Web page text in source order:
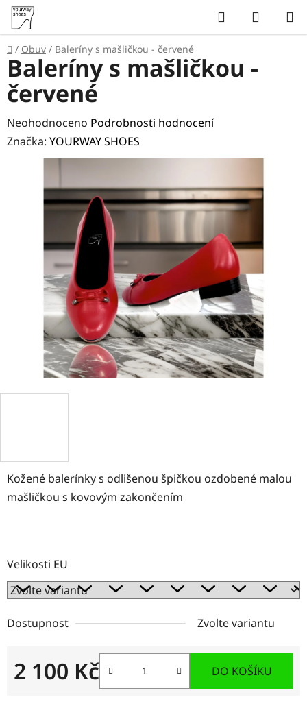
Přejít
obsah
Hledat
KOŠÍK
Domů
/ Obuv / Baleríny s mašličkou - červené
Kožené balerínky s odlišenou špičkou ozdobené malou
mašličkou s kovovým zakončením
Velikosti EU
Dostupnost Zvolte variantu
2 100 Kč DO KOŠÍKU
Baleríny s mašličkou -
červené
Průměrné
hodnocení
produktu
hvězdiček.
Neohodnoceno Podrobnosti hodnocení
Značka: YOURWAY SHOES